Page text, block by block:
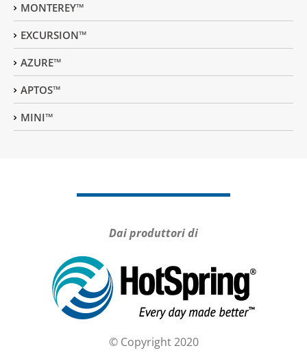
MONTEREY™
EXCURSION™
AZURE™
APTOS™
MINI™
Dai produttori di
© Copyright 2020